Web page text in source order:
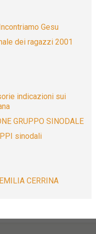
Gesu
dei ragazzi 2001
indicazioni sui
GRUPPO SINODALE
sinodali
CERRINA